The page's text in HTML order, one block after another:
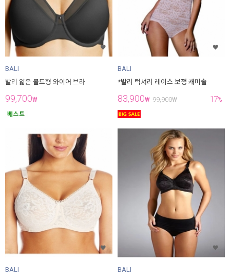
BALI
발리 얇은 몰드형 와이어 브라
99,700₩
BALI
*발리 럭셔리 레이스 보정 캐미솔
83,900₩ 99,900₩ 17%
BALI
BALI